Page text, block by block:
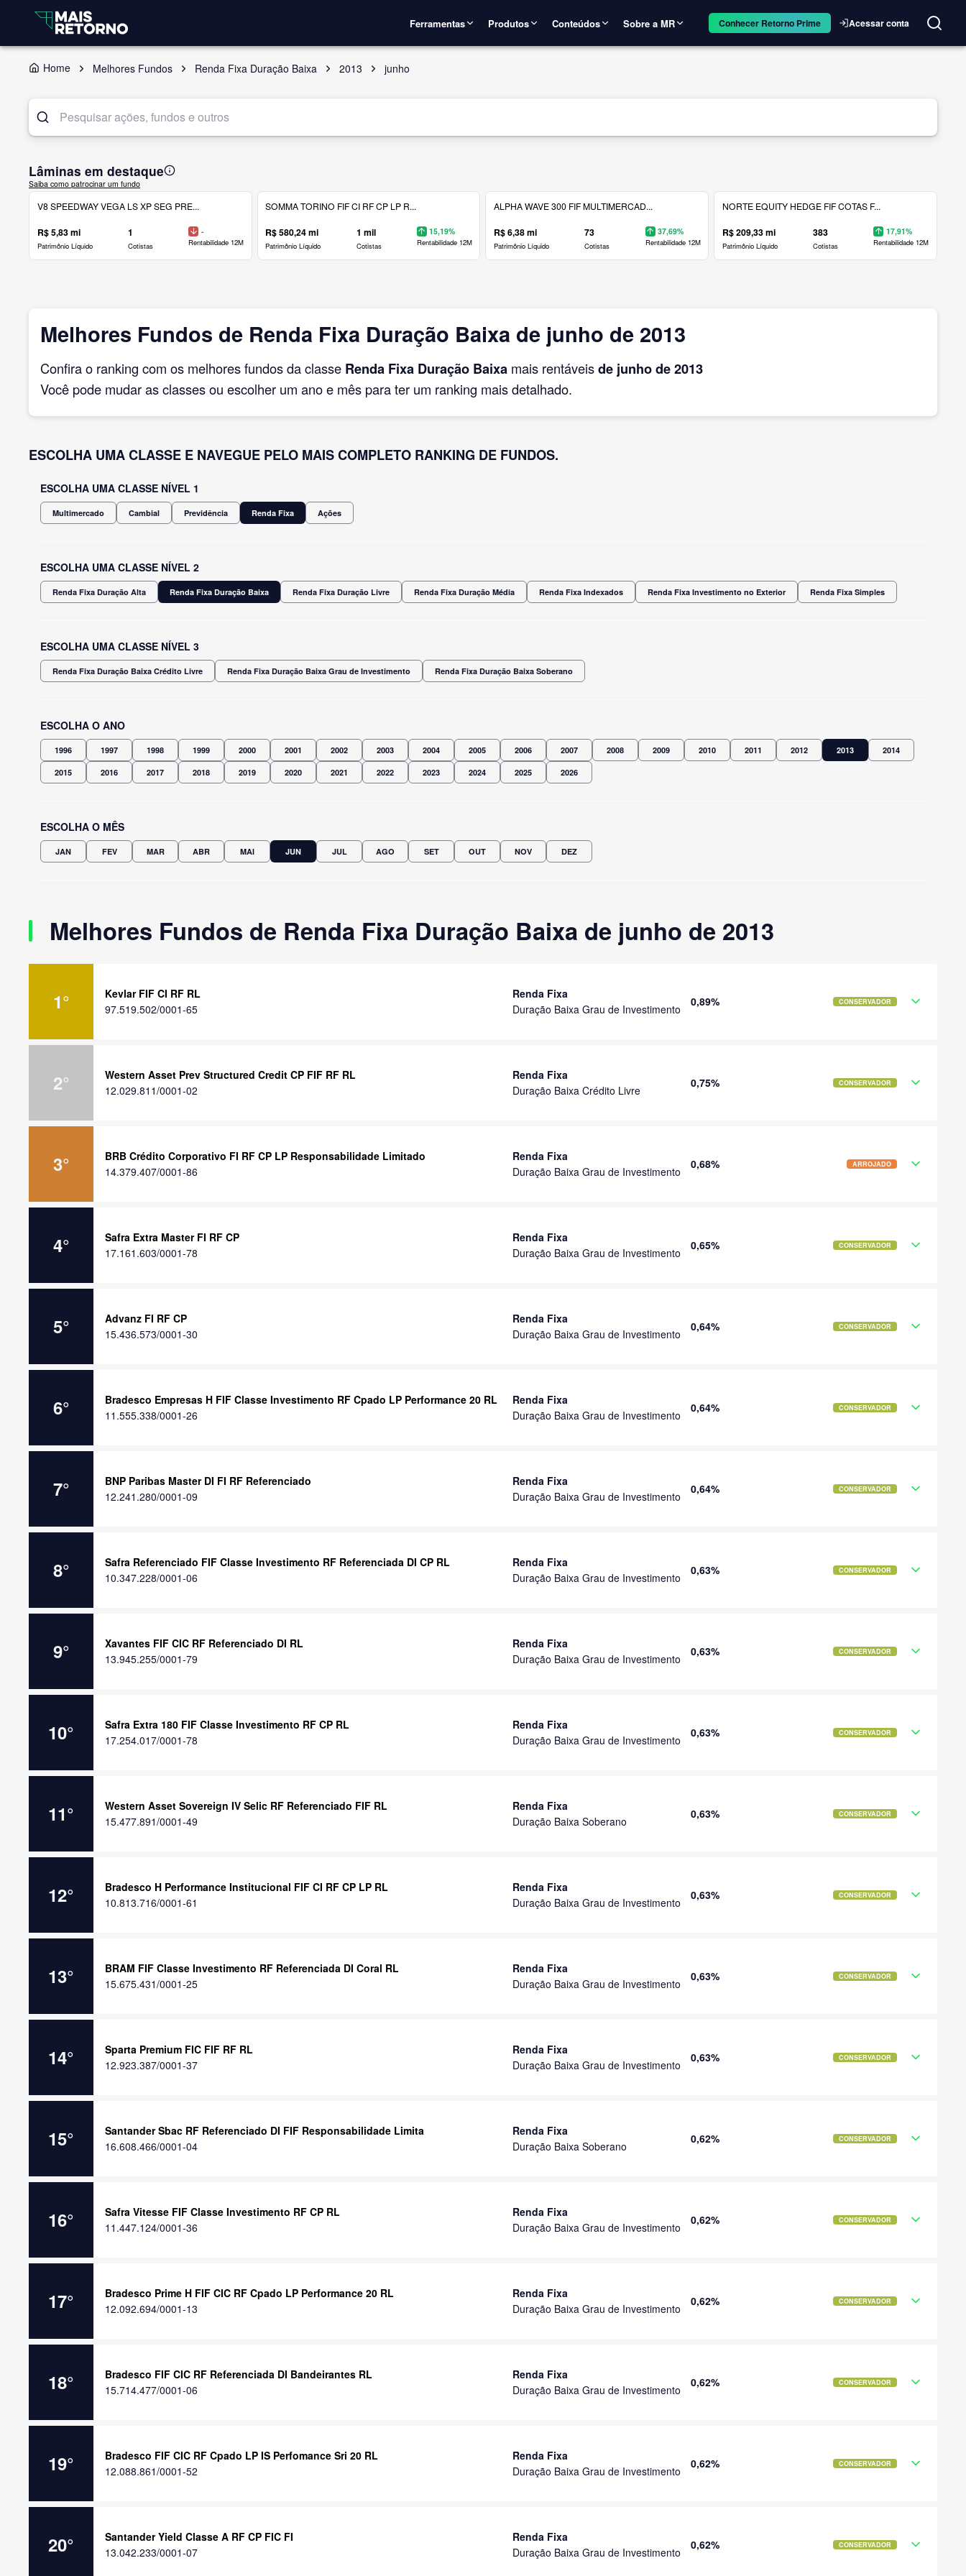
Ferramentas Produtos Conteúdos Sobre a MR Conhecer Retorno Prime Acessar conta
Home Melhores Fundos Renda Fixa Duração Baixa 2013 junho
Lâminas em destaque
Saiba como patrocinar um fundo
V8 SPEEDWAY VEGA LS XP SEG PRE...
R$ 5,83 mi
Patrimônio Líquido
1
Cotistas
-
Rentabilidade 12M
SOMMA TORINO FIF CI RF CP LP R...
R$ 580,24 mi
Patrimônio Líquido
1 mil
Cotistas
15,19%
Rentabilidade 12M
ALPHA WAVE 300 FIF MULTIMERCAD...
R$ 6,38 mi
Patrimônio Líquido
73
Cotistas
37,69%
Rentabilidade 12M
NORTE EQUITY HEDGE FIF COTAS F...
R$ 209,33 mi
Patrimônio Líquido
383
Cotistas
17,91%
Rentabilidade 12M
Melhores Fundos de Renda Fixa Duração Baixa de junho de 2013
Confira o ranking com os melhores fundos da classe Renda Fixa Duração Baixa mais rentáveisde junhode 2013
Você pode mudar as classes ou escolher um ano e mês para ter um ranking mais detalhado.
ESCOLHA UMA CLASSE E NAVEGUE PELO MAIS COMPLETO RANKING DE FUNDOS.
ESCOLHA UMA CLASSE NÍVEL 1
Multimercado Cambial Previdência Renda Fixa Ações
ESCOLHA UMA CLASSE NÍVEL 2
Renda Fixa Duração Alta Renda Fixa Duração Baixa Renda Fixa Duração Livre Renda Fixa Duração Média Renda Fixa Indexados Renda Fixa Investimento no Exterior Renda Fixa Simples
ESCOLHA UMA CLASSE NÍVEL 3
Renda Fixa Duração Baixa Crédito Livre Renda Fixa Duração Baixa Grau de Investimento Renda Fixa Duração Baixa Soberano
ESCOLHA O ANO
1996 1997 1998 1999 2000 2001 2002 2003 2004 2005 2006 2007 2008 2009 2010 2011 2012 2013 2014
2015 2016 2017 2018 2019 2020 2021 2022 2023 2024 2025 2026
ESCOLHA O MÊS
JAN FEV MAR ABR MAI JUN JUL AGO SET OUT NOV DEZ
Melhores Fundos de Renda Fixa Duração Baixa de junho de 2013
1°
Kevlar FIF CI RF RL
97.519.502/0001-65
Renda Fixa
Duração Baixa Grau de Investimento
0,89% CONSERVADOR
2°
Western Asset Prev Structured Credit CP FIF RF RL
12.029.811/0001-02
Renda Fixa
Duração Baixa Crédito Livre
0,75% CONSERVADOR
3°
BRB Crédito Corporativo FI RF CP LP Responsabilidade Limitado
14.379.407/0001-86
Renda Fixa
Duração Baixa Grau de Investimento
0,68% ARROJADO
4°
Safra Extra Master FI RF CP
17.161.603/0001-78
Renda Fixa
Duração Baixa Grau de Investimento
0,65% CONSERVADOR
5°
Advanz FI RF CP
15.436.573/0001-30
Renda Fixa
Duração Baixa Grau de Investimento
0,64% CONSERVADOR
6°
Bradesco Empresas H FIF Classe Investimento RF Cpado LP Performance 20 RL
11.555.338/0001-26
Renda Fixa
Duração Baixa Grau de Investimento
0,64% CONSERVADOR
7°
BNP Paribas Master DI FI RF Referenciado
12.241.280/0001-09
Renda Fixa
Duração Baixa Grau de Investimento
0,64% CONSERVADOR
8°
Safra Referenciado FIF Classe Investimento RF Referenciada DI CP RL
10.347.228/0001-06
Renda Fixa
Duração Baixa Grau de Investimento
0,63% CONSERVADOR
9°
Xavantes FIF CIC RF Referenciado DI RL
13.945.255/0001-79
Renda Fixa
Duração Baixa Grau de Investimento
0,63% CONSERVADOR
10°
Safra Extra 180 FIF Classe Investimento RF CP RL
17.254.017/0001-78
Renda Fixa
Duração Baixa Grau de Investimento
0,63% CONSERVADOR
11°
Western Asset Sovereign IV Selic RF Referenciado FIF RL
15.477.891/0001-49
Renda Fixa
Duração Baixa Soberano
0,63% CONSERVADOR
12°
Bradesco H Performance Institucional FIF CI RF CP LP RL
10.813.716/0001-61
Renda Fixa
Duração Baixa Grau de Investimento
0,63% CONSERVADOR
13°
BRAM FIF Classe Investimento RF Referenciada DI Coral RL
15.675.431/0001-25
Renda Fixa
Duração Baixa Grau de Investimento
0,63% CONSERVADOR
14°
Sparta Premium FIC FIF RF RL
12.923.387/0001-37
Renda Fixa
Duração Baixa Grau de Investimento
0,63% CONSERVADOR
15°
Santander Sbac RF Referenciado DI FIF Responsabilidade Limita
16.608.466/0001-04
Renda Fixa
Duração Baixa Soberano
0,62% CONSERVADOR
16°
Safra Vitesse FIF Classe Investimento RF CP RL
11.447.124/0001-36
Renda Fixa
Duração Baixa Grau de Investimento
0,62% CONSERVADOR
17°
Bradesco Prime H FIF CIC RF Cpado LP Performance 20 RL
12.092.694/0001-13
Renda Fixa
Duração Baixa Grau de Investimento
0,62% CONSERVADOR
18°
Bradesco FIF CIC RF Referenciada DI Bandeirantes RL
15.714.477/0001-06
Renda Fixa
Duração Baixa Grau de Investimento
0,62% CONSERVADOR
19°
Bradesco FIF CIC RF Cpado LP IS Perfomance Sri 20 RL
12.088.861/0001-52
Renda Fixa
Duração Baixa Grau de Investimento
0,62% CONSERVADOR
20°
Santander Yield Classe A RF CP FIC FI
13.042.233/0001-07
Renda Fixa
Duração Baixa Grau de Investimento
0,62% CONSERVADOR